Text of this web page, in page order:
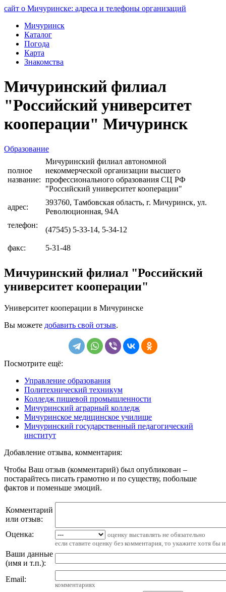
сайт о Мичуринске: адреса и телефоны организаций
Мичуринск
Каталог
Погода
Карта
Знакомства
Мичуринский филиал
"Российский университет
кооперации" Мичуринск
Образование
полное
название:
Мичуринский филиал автономной
некоммерческой организации высшего
профессионального образования СЦ РФ
"Российский университет кооперации"
адрес:
393760, Тамбовская область, г. Мичуринск, ул.
Революционная, 94А
телефон:
(47545) 5-33-14, 5-34-12
факс: 5-31-48
Мичуринский филиал "Российский
университет кооперации"
Университет кооперации в Мичуринске
Вы можете добавить свой отзыв.
Посмотрите ещё:
Управление образования
Политехнический техникум
Колледж пищевой промышленности
Мичуринский аграрный колледж
Мичуринское медицинское училище
Мичуринский государственный педагогический
институт
Добавление отзыва, комментария:
Чтобы Ваш отзыв (комментарий) был опубликован –
постарайтесь писать грамотно и по существу, побольше
фактов и поменьше эмоций.
Комментарий
или отзыв:
Оценка:
оценку выставлять не обязательно
если ставите оценку без комментария, то укажите хотя бы
Ваши данные
(имя и т.п.):
Email:
комментариях